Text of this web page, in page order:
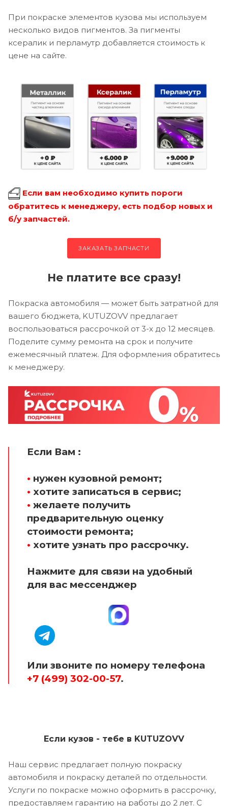
При покраске элементов кузова мы используем
несколько видов пигментов. За пигменты
ксералик и перламутр добавляется стоимость к
цене на сайте.
Если вам необходимо купить пороги
обратитесь к менеджеру, есть подбор новых и
б/у запчастей.
ЗАКАЗАТЬ ЗАПЧАСТИ
Не платите все сразу!
Покраска автомобиля — может быть затратной для
вашего бюджета, KUTUZOVV предлагает
воспользоваться рассрочкой от 3-х до 12 месяцев.
Поделите сумму ремонта на срок и получите
ежемесячный платеж. Для оформления обратитесь
к менеджеру.
Если Вам :
• нужен кузовной ремонт;
• хотите записаться в сервис;
• желаете получить
предварительную оценку
стоимости ремонта;
• хотите узнать про рассрочку.
Нажмите для связи на удобный
для вас мессенджер
Или звоните по номеру телефона
+7 (499) 302-00-57.
Если кузов - тебе в KUTUZOVV
Наш сервис предлагает полную покраску
автомобиля и покраску деталей по отдельности.
Услуги по покраске можно оформить в рассрочку,
предоставляем гарантию на работы до 2 лет. С